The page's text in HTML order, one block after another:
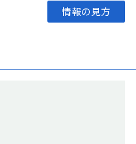
情報の見方